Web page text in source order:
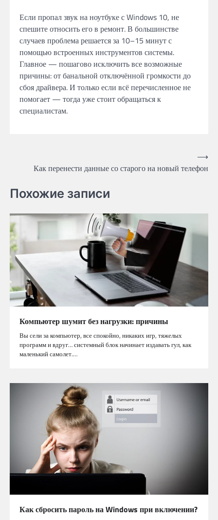
Если пропал звук на ноутбуке с Windows 10, не
спешите относить его в ремонт. В большинстве
случаев проблема решается за 10–15 минут с
помощью встроенных инструментов системы.
Главное — пошагово исключить все возможные
причины: от банальной отключённой громкости до
сбоя драйвера. И только если всё перечисленное не
помогает — тогда уже стоит обращаться к
специалистам.
navigation
Как перенести данные со старого на новый телефон
⟶
Похожие записи
Компьютер шумит без нагрузки: причины
Вы сели за компьютер, все спокойно, никаких игр, тяжелых
программ и вдруг… системный блок начинает издавать гул, как
маленький самолет.…
Как сбросить пароль на Windows при включении?